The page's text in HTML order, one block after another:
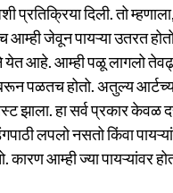
दिली. तो
जेवून पायऱ्या उतरत
येत आहे. आम्ही पळू लागलो
पळतच होतो. अतुल्य
झाला. हा सर्व प्रकार केवळ
लपलो नसतो किंवा
आम्ही ज्या पायऱ्यांवर